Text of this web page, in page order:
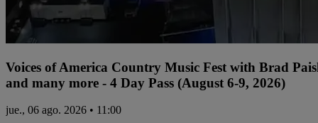
Voices of America Country Music Fest with Brad
and many more - 4 Day Pass (August 6-9, 2026)
jue., 06 ago. 2026 • 11:00